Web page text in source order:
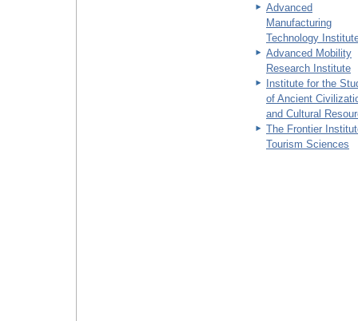
Advanced
Manufacturing
Technology
Advanced Mobility
Research Institute
Institute for the
of Ancient
and Cultural
The Frontier
Tourism Sciences